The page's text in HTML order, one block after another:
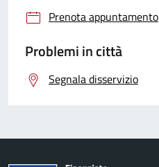
Prenota appuntamento
Problemi in città
Segnala disservizio